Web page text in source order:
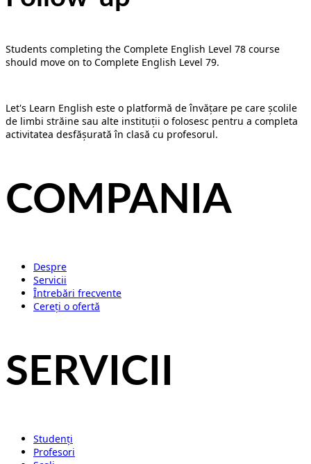
Students completing the Complete English Level 78 course
should move on to Complete English Level 79.
Let's Learn English este o platformă de învățare pe care școlile
de limbi străine sau alte instituții o folosesc pentru a completa
activitatea desfășurată în clasă cu profesorul.
COMPANIA
Despre
Servicii
Întrebări frecvente
Cereți o ofertă
SERVICII
Studenți
Profesori